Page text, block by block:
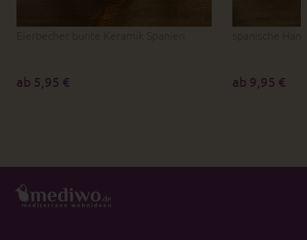
ab 5,95 € ab 9,95 €